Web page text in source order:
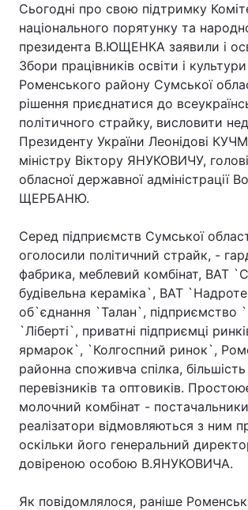
Економіка Світ
Спорт Наука
Техно і зв'язок Лайт
Зброя Інциденти
Здоров'я Туризм
Цікавинки
Екологія Регіони
Лонгріди
Відео з Youtube
Інтерв'ю Думки
Архів Вакансії
Контакти
Послуги
Сьогодні про свою підтримку
національного порятунку та
президента В.ЮЩЕНКА заявили і
Збори працівників освіти і
Роменського району Сумської
рішення приєднатися до
політичного страйку, висловити
Президенту України Леонідові
міністру Віктору ЯНУКОВИЧУ,
обласної державної адміністрації
ЩЕРБАНЮ.
Серед підприємств Сумської
оголосили політичний страйк, -
фабрика, меблевий комбінат, ВАТ
будівельна кераміка`, ВАТ
об`єднання `Талан`, підприємство
`Ліберті`, приватні підприємці
ярмарок`, `Колгоспний ринок`,
районна споживча спілка,
перевізників та оптовиків.
молочний комбінат -
реалізатори відмовляються з ним
оскільки його генеральний
довіреною особою В.ЯНУКОВИЧА.
Як повідомлялося, раніше